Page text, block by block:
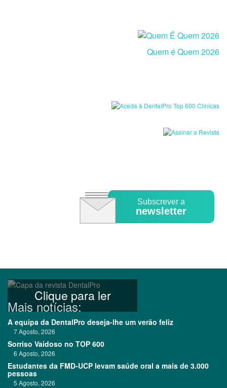
Quem é Quem 2026
Subscrever a
newsletter
Clique para ler
Mais notícias:
A equipa da DentalPro deseja-lhe um verão feliz
7 Agosto, 2026
Sorriso Vaidoso no TOP 600
6 Agosto, 2026
Estudantes da FMD-UCP levam saúde oral a mais de 3.000
pessoas
5 Agosto, 2026